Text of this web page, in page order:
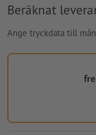
Beräknat
Ange tryckdata till